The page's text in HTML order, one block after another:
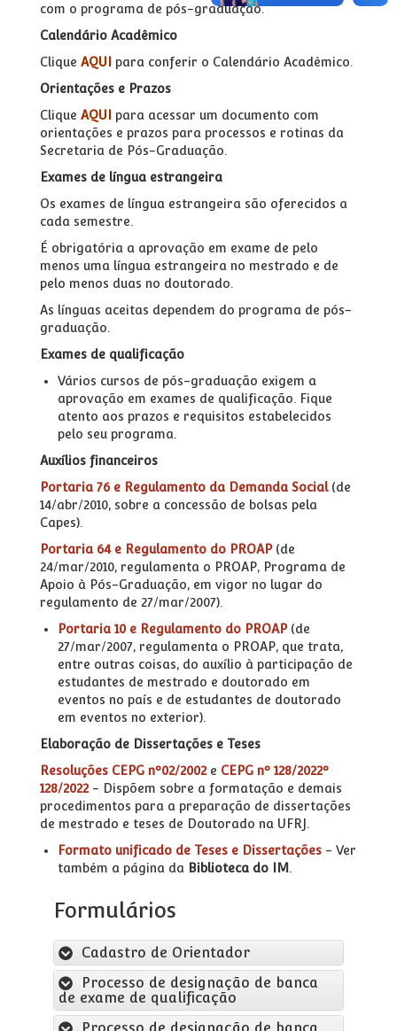
com o programa de pós-graduação.
Calendário Acadêmico
Clique AQUI para conferir o Calendário Acadêmico.
Orientações e Prazos
Clique AQUI para acessar um documento com
orientações e prazos para processos e rotinas da
Secretaria de Pós-Graduação.
Exames de língua estrangeira
Os exames de língua estrangeira são oferecidos a
cada semestre.
É obrigatória a aprovação em exame de pelo
menos uma língua estrangeira no mestrado e de
pelo menos duas no doutorado.
As línguas aceitas dependem do programa de pós-
graduação.
Exames de qualificação
Vários cursos de pós-graduação exigem a
aprovação em exames de qualificação. Fique
atento aos prazos e requisitos estabelecidos
pelo seu programa.
Auxílios financeiros
Portaria 76 e Regulamento da Demanda Social(de
14/abr/2010, sobre a concessão de bolsas pela
Capes).
Portaria 64 e Regulamento do PROAP(de
24/mar/2010, regulamenta o PROAP, Programa de
Apoio à Pós-Graduação, em vigor no lugar do
regulamento de 27/mar/2007).
Portaria 10 e Regulamento do PROAP(de
27/mar/2007, regulamenta o PROAP, que trata,
entre outras coisas, do auxílio à participação de
estudantes de mestrado e doutorado em
eventos no país e de estudantes de doutorado
em eventos no exterior).
Elaboração de Dissertações e Teses
Resoluções CEPG nº02/2002e CEPG nº 128/2022º
128/2022- Dispõem sobre a formatação e demais
procedimentos para a preparação de dissertações
de mestrado e teses de Doutorado na UFRJ.
Formato unificado de Teses e Dissertações - Ver
também a página da Biblioteca do IM.
Formulários
Cadastro de Orientador
Processo de designação de banca
de exame de qualificação